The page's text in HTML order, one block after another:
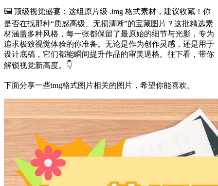
🖼️ 顶级视觉盛宴：这组原片级 .img 格式素材，建议收藏！你
是否在找那种“质感高级、无损清晰”的宝藏图片？这批精选素
材涵盖多种风格，每一张都保留了最原始的细节与光影，专为
追求极致视觉体验的你准备。无论是作为创作灵感，还是用于
设计底稿，它们都能瞬间提升作品的审美逼格。往下看，带你
解锁视觉新高度。👇
下面分享一些img格式图片相关的图片，希望你能喜欢。